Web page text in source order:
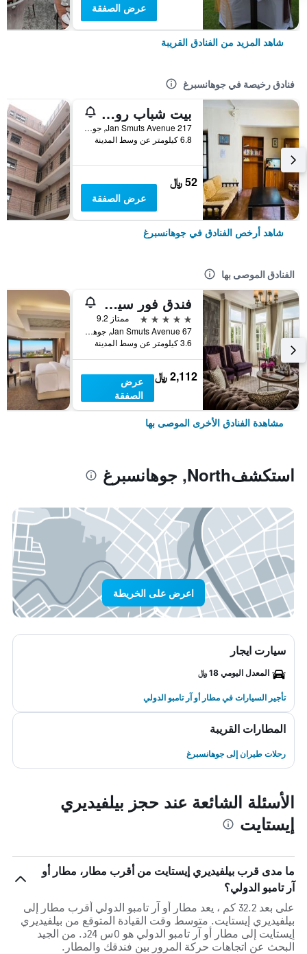
عرض الصفقة
شاهد المزيد من الفنادق القريبة
فنادق رخيصة في جوهانسبرغ
بيت شباب روزبانك
217 Jan Smuts Avenue, جوهانسبرغ, محافظة غاوتينج, جنوب أفريقيا
6.8 كيلومتر عن وسط المدينة
52 ﷼
عرض الصفقة
شاهد أرخص الفنادق في جوهانسبرغ
الفنادق الموصى بها
فندق فور سيزونز ذا وستكليف
5 نجوم
ممتاز 9.2
67 Jan Smuts Avenue, جوهانسبرغ, محافظة غاوتينج, جنوب أفريقيا
3.6 كيلومتر عن وسط المدينة
2,112 ﷼
عرض
الصفقة
مشاهدة الفنادق الأخرى الموصى بها
استكشفNorth, جوهانسبرغ
اعرض على الخريطة
سيارت ايجار
المعدل اليومي 18 ﷼
تأجير السيارات في مطار أو آر تامبو الدولي
المطارات القريبة
رحلات طيران إلى جوهانسبرغ
الأسئلة الشائعة عند حجز بيلفيديري
إيستايت
ما مدى قرب بيلفيديري إيستايت من أقرب مطار، مطار أو
آر تامبو الدولي؟
على بعد 32.2 كم ، يعد مطار أو آر تامبو الدولي أقرب مطار إلى
بيلفيديري إيستايت. متوسط وقت القيادة المتوقع من بيلفيديري
إيستايت إلى مطار أو آر تامبو الدولي هو 0س 24د. من الجيد
البحث عن اتجاهات حركة المرور بين فندقك والمطار.